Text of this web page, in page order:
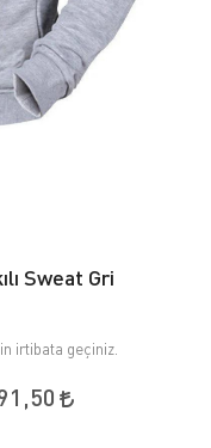
Sweat Gri
irtibata geçiniz.